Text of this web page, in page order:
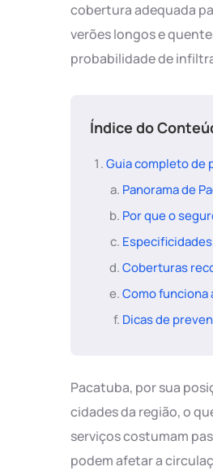
cobertura adequada
verões longos e
probabilidade de
Índice do
Guia completo de
Panorama de
Por que o
Coberturas
Como funciona
Dicas de
Pacatuba, por sua
cidades da região, o
serviços costumam
podem afetar a